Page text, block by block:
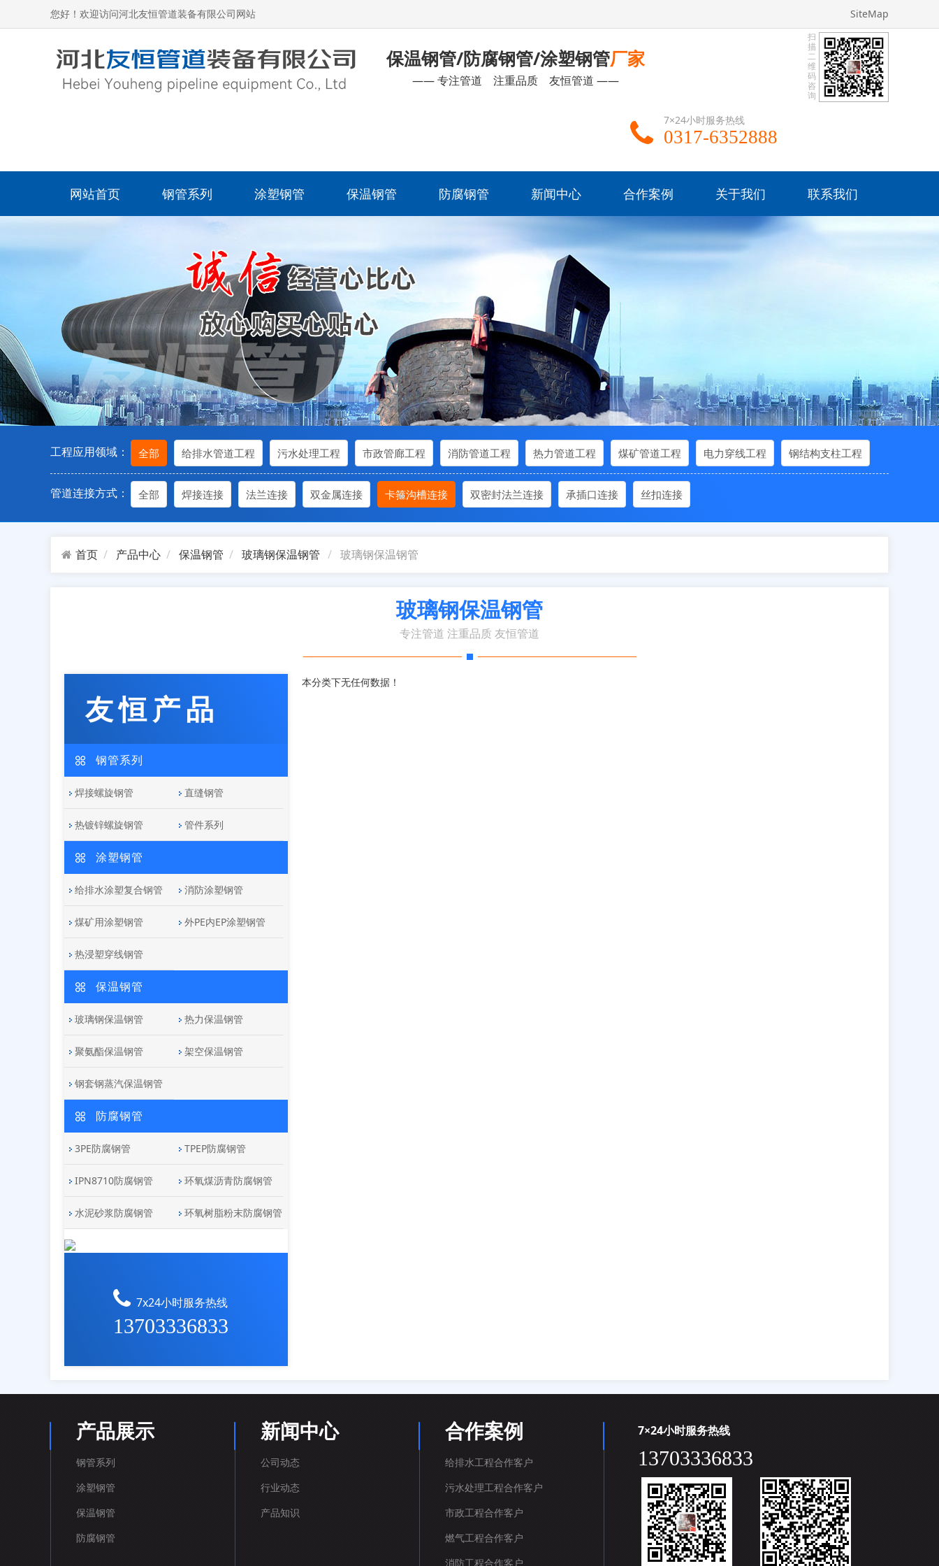
您好！欢迎访问河北友恒管道装备有限公司网站 SiteMap
保温钢管/防腐钢管/涂塑钢管厂家
—— 专注管道 注重品质 友恒管道 ——
扫
描
二
维
码
咨
询
7×24小时服务热线
0317-6352888
网站首页 钢管系列 涂塑钢管 保温钢管 防腐钢管 新闻中心 合作案例 关于我们 联系我们
工程应用领域： 全部 给排水管道工程 污水处理工程 市政管廊工程 消防管道工程 热力管道工程 煤矿管道工程 电力穿线工程 钢结构支柱工程
管道连接方式： 全部 焊接连接 法兰连接 双金属连接 卡箍沟槽连接 双密封法兰连接 承插口连接 丝扣连接
首页 产品中心 保温钢管 玻璃钢保温钢管 玻璃钢保温钢管
玻璃钢保温钢管
专注管道 注重品质 友恒管道
友恒产品
钢管系列
焊接螺旋钢管 直缝钢管
热镀锌螺旋钢管 管件系列
涂塑钢管
给排水涂塑复合钢管 消防涂塑钢管
煤矿用涂塑钢管 外PE内EP涂塑钢管
热浸塑穿线钢管
保温钢管
玻璃钢保温钢管 热力保温钢管
聚氨酯保温钢管 架空保温钢管
钢套钢蒸汽保温钢管
防腐钢管
3PE防腐钢管 TPEP防腐钢管
IPN8710防腐钢管 环氧煤沥青防腐钢管
水泥砂浆防腐钢管 环氧树脂粉末防腐钢管
7x24小时服务热线
13703336833
本分类下无任何数据！
产品展示
钢管系列
涂塑钢管
保温钢管
防腐钢管
新闻中心
公司动态
行业动态
产品知识
合作案例
给排水工程合作客户
污水处理工程合作客户
市政工程合作客户
燃气工程合作客户
消防工程合作客户
7×24小时服务热线
13703336833